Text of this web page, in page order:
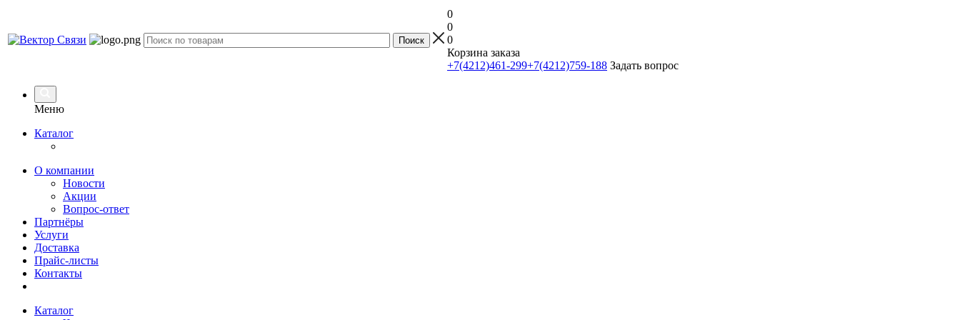
0
0
0
Корзина заказа
+7(4212)461-299+7(4212)759-188 Задать вопрос
Меню
Каталог
О компании
Новости
Акции
Вопрос-ответ
Партнёры
Услуги
Доставка
Прайс-листы
Контакты
Каталог